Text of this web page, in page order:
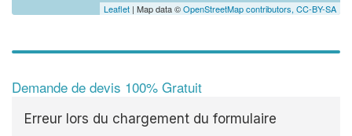
Leaflet | Map data ©OpenStreetMap contributors, CC-BY-SA
Demande de devis 100% Gratuit
Erreur lors du chargement du formulaire